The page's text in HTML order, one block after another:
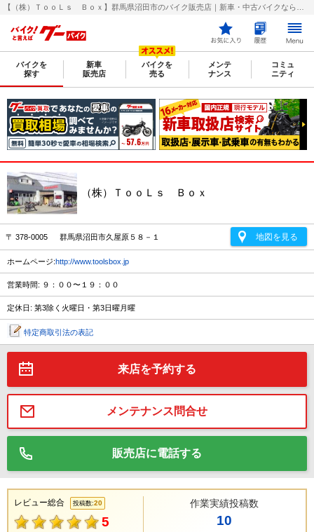
バイクを
探す
新車
販売店
バイクを
売る
メンテ
ナンス
コミュ
ニティ
（株）ＴｏｏＬｓ Ｂｏｘ
〒 378-0005 群馬県沼田市久屋原５８－１ 地図を見る
ホームページ:http://www.toolsbox.jp
営業時間: ９：００〜１９：００
定休日: 第3除く火曜日・第3日曜月曜
特定商取引法の表記
来店を予約する
メンテナンス問合せ
販売店に電話する
レビュー総合 投稿数:20
5
作業実績投稿数
10